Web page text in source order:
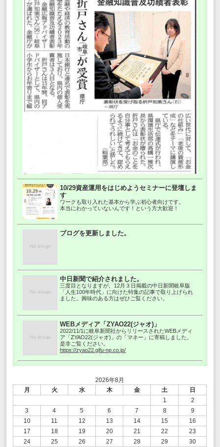
10/29資産運用をはじめようセミナーに登壇しま
す
ワークも取り入れた基本から学ぶ初心者向けです。
本当にわかっていないんです！という方大歓迎！
ブログを更新しました。
中日新聞で紹介されました。
三度目となりますが、12月３日掲載の中日新聞岐阜版
「人生100年時代」に向けた特集の記事で取り上げられ
ました。興味のある方はぜひご覧ください。
WEBメディア「ZYAO22(ジャオ)」
2022/11/1に岐阜新聞社からリリースされたWEBメディ
ア「ZYAO22(ジャオ)」の「マネー」に寄稿しました。
是非ご覧ください。
https://zyao22.gifu-np.co.jp/
2026年8月
月
火 水 木 金 土
日
1
2
3
4 5 6 7 8
9
10
11 12 13 14 15
16
17
18 19 20 21 22
23
24
25 26 27 28 29 30